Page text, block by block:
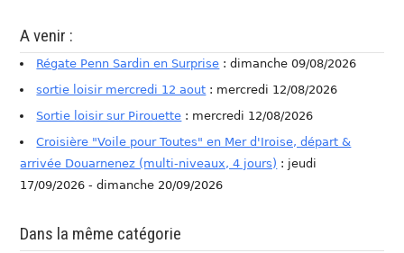
A venir :
Régate Penn Sardin en Surprise : dimanche 09/08/2026
sortie loisir mercredi 12 aout : mercredi 12/08/2026
Sortie loisir sur Pirouette : mercredi 12/08/2026
Croisière "Voile pour Toutes" en Mer d'Iroise, départ &
arrivée Douarnenez (multi-niveaux, 4 jours) : jeudi
17/09/2026 - dimanche 20/09/2026
Dans la même catégorie